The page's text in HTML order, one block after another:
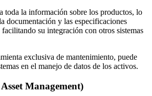
toda la información sobre los productos, lo
documentación y las especificaciones
su integración con otros sistemas
exclusiva de mantenimiento, puede
en el manejo de datos de los activos.
Management)